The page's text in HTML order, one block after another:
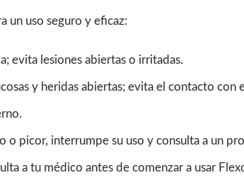
un uso seguro y eficaz:
evita lesiones abiertas o irritadas.
y heridas abiertas; evita el contacto con
o picor, interrumpe su uso y consulta a un
a tu médico antes de comenzar a usar